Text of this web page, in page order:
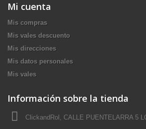
Mi cuenta
Mis compras
Mis vales descuento
Mis direcciones
Mis datos personales
Mis vales
Información sobre la tienda
ClickandRol, CALLE PUENTELARRA 5